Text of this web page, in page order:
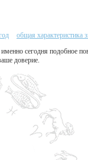
общая характеристика
сегодня подобное
доверие.